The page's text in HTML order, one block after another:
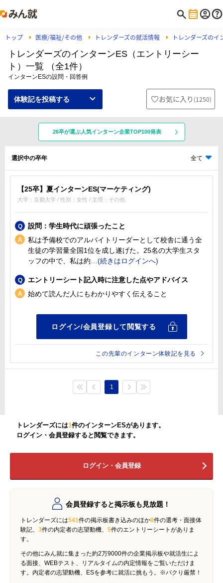
トップ 医療/福祉/その他 トレンダーズの就活情報 トレンダーズの
トレンダーズのインターンES（エントリーシー
ト）一覧 （全1件）
インターンESの設問・回答例
体験記を投稿する お気に入り (1250)
26卒が選ぶ人気インターン企業TOP100発表
選択中の卒年 全て
【25卒】夏インターンES(マーケティング)
大学：京都大学 / 性別：女性 / 文理：その他
設問：学生時代に頑張ったこと
私は予備校でのアルバイトリーダーとして校舎に通う全
生徒の学習量全国1位を成し遂げた。25名の大学生スタ
ッフの中で、私は約
エントリーシート記入時に注意した点やアドバイス
始めて読んだ人にもわかりやすく伝えること
この先輩のインターン体験記を見る
1
トレンダーズには1件のインターンESがあります。
ログイン・会員登録すると閲覧できます。
ログイン・会員登録
会員登録すると掲示板も見放題！
トレンダーズには541件の掲示板書き込みのほか8件の選考・面接体
験記、 3件の内定者の志望動機、 5件のエントリーシートがありま
す。
その他にみん就に集まった約2万9000件の企業掲示板や就活生によ
る面接、WEBテスト、リアルタイムの内定情報をご覧いただけま
す。内定者の志望動機、ESを参考に就活に挑もう。※パクり厳禁！